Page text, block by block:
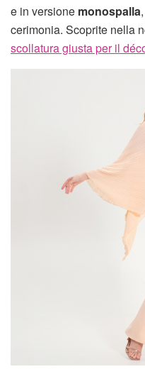
e in versione monospalla
cerimonia. Scoprite nella
scollatura giusta per il